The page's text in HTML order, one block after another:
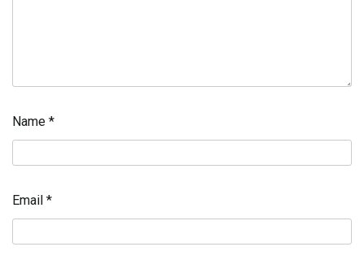
Name *
Email *